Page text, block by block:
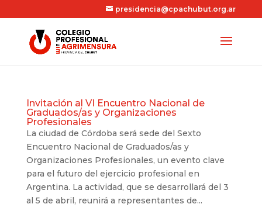
presidencia@cpachubut.org.ar
Invitación al VI Encuentro Nacional de
Graduados/as y Organizaciones
Profesionales
La ciudad de Córdoba será sede del Sexto
Encuentro Nacional de Graduados/as y
Organizaciones Profesionales, un evento clave
para el futuro del ejercicio profesional en
Argentina. La actividad, que se desarrollará del 3
al 5 de abril, reunirá a representantes de...